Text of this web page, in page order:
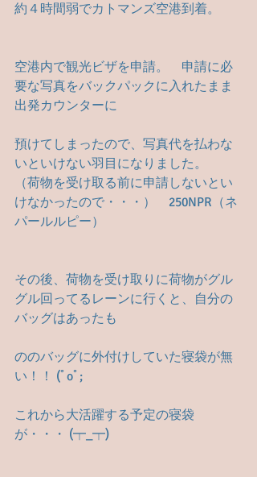
約４時間弱でカトマンズ空港到着。
空港内で観光ビザを申請。　申請に必
要な写真をバックパックに入れたまま
出発カウンターに
預けてしまったので、写真代を払わな
いといけない羽目になりました。
（荷物を受け取る前に申請しないとい
けなかったので・・・）　250NPR（ネ
パールルピー）
その後、荷物を受け取りに荷物がグル
グル回ってるレーンに行くと、自分の
バッグはあったも
ののバッグに外付けしていた寝袋が無
い！！ (ﾟoﾟ;
これから大活躍する予定の寝袋
が・・・ (┯_┯)